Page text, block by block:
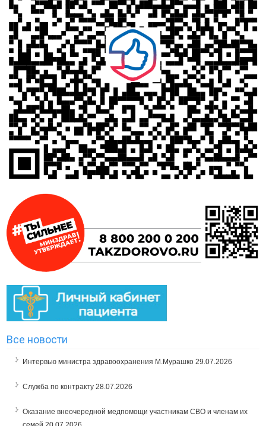
Все новости
Интервью министра здравоохранения М.Мурашко 29.07.2026
Служба по контракту 28.07.2026
Оказание внеочередной медпомощи участникам СВО и членам их